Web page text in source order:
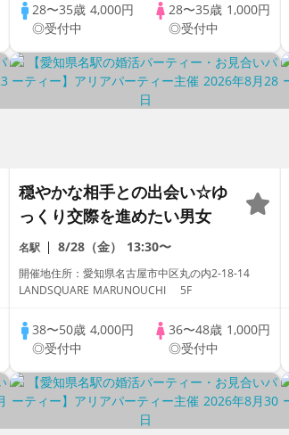
28〜35歳 4,000円
◎受付中
28〜35歳 1,000円
◎受付中
穏やかな相手との出会い☆ゆ
っくり交際を進めたい男女
名駅 8/28（金） 13:30〜
開催地住所：愛知県名古屋市中区丸の内2-18-14
LANDSQUARE MARUNOUCHI 5F
38〜50歳 4,000円
◎受付中
36〜48歳 1,000円
◎受付中